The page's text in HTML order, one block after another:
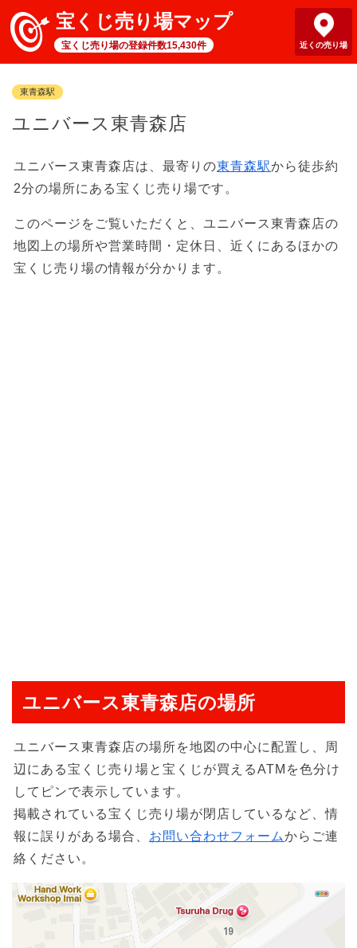
宝くじ売り場マップ
宝くじ売り場の登録件数15,430件 近くの売り場
東青森駅
ユニバース東青森店
ユニバース東青森店は、最寄りの東青森駅から徒歩約
2分の場所にある宝くじ売り場です。
このページをご覧いただくと、ユニバース東青森店の
地図上の場所や営業時間・定休日、近くにあるほかの
宝くじ売り場の情報が分かります。
ユニバース東青森店の場所
ユニバース東青森店の場所を地図の中心に配置し、周
辺にある宝くじ売り場と宝くじが買えるATMを色分け
してピンで表示しています。
掲載されている宝くじ売り場が閉店しているなど、情
報に誤りがある場合、 お問い合わせフォームからご連
絡ください。